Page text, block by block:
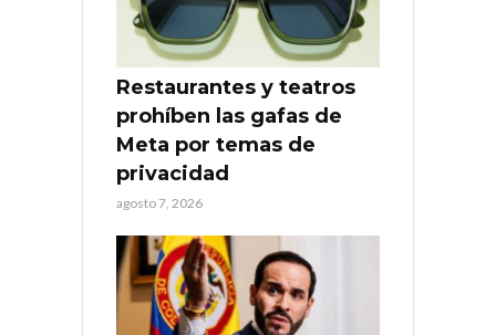
Restaurantes y teatros
prohíben las gafas de
Meta por temas de
privacidad
agosto 7, 2026